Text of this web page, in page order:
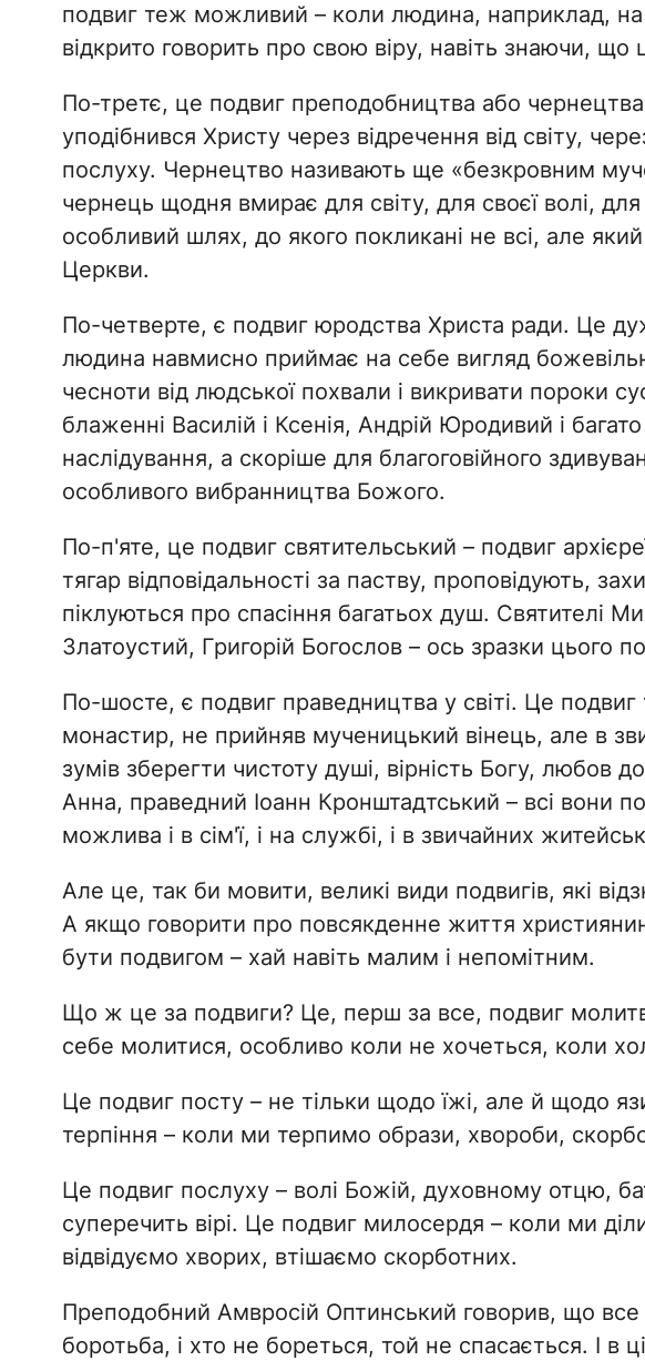
подвиг теж можливий – коли людина, наприклад, на
відкрито говорить про свою віру, навіть знаючи, що
По-третє, це подвиг преподобництва або
уподібнився Христу через відречення від світу,
послуху. Чернецтво називають ще «безкровним
чернець щодня вмирає для світу, для своєї волі,
особливий шлях, до якого покликані не всі, але
Церкви.
По-четверте, є подвиг юродства Христа ради. Це
людина навмисно приймає на себе вигляд
чесноти від людської похвали і викривати пороки
блаженні Василій і Ксенія, Андрій Юродивий і
наслідування, а скоріше для благоговійного
особливого вибранництва Божого.
По-п'яте, це подвиг святительський – подвиг
тягар відповідальності за паству, проповідують,
піклуються про спасіння багатьох душ. Святителі
Златоустий, Григорій Богослов – ось зразки цього
По-шосте, є подвиг праведництва у світі. Це подвиг
монастир, не прийняв мученицький вінець, але в
зумів зберегти чистоту душі, вірність Богу, любов
Анна, праведний Іоанн Кронштадтський – всі вони
можлива і в сім'ї, і на службі, і в звичайних
Але це, так би мовити, великі види подвигів, які
А якщо говорити про повсякденне життя
бути подвигом – хай навіть малим і непомітним.
Що ж це за подвиги? Це, перш за все, подвиг
себе молитися, особливо коли не хочеться, коли
Це подвиг посту – не тільки щодо їжі, але й щодо
терпіння – коли ми терпимо образи, хвороби,
Це подвиг послуху – волі Божій, духовному отцю,
суперечить вірі. Це подвиг милосердя – коли ми
відвідуємо хворих, втішаємо скорботних.
Преподобний Амвросій Оптинський говорив, що
боротьба, і хто не бореться, той не спасається. І в